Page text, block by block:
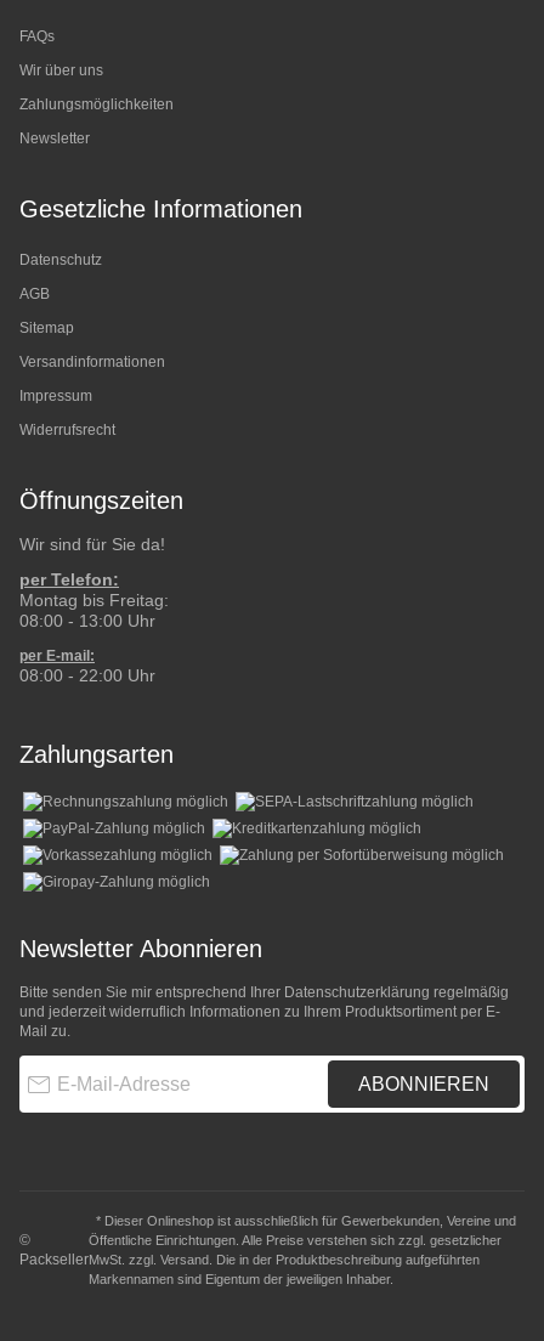
FAQs
Wir über uns
Zahlungsmöglichkeiten
Newsletter
Gesetzliche Informationen
Datenschutz
AGB
Sitemap
Versandinformationen
Impressum
Widerrufsrecht
Öffnungszeiten
Wir sind für Sie da!
per Telefon:
Montag bis Freitag:
08:00 - 13:00 Uhr
per E-mail:
08:00 - 22:00 Uhr
Zahlungsarten
Newsletter Abonnieren
Bitte senden Sie mir entsprechend Ihrer Datenschutzerklärung regelmäßig
und jederzeit widerruflich Informationen zu Ihrem Produktsortiment per E-
Mail zu.
ABONNIEREN
©
Packseller
* Dieser Onlineshop ist ausschließlich für Gewerbekunden, Vereine und
Öffentliche Einrichtungen. Alle Preise verstehen sich zzgl. gesetzlicher
MwSt. zzgl. Versand . Die in der Produktbeschreibung aufgeführten
Markennamen sind Eigentum der jeweiligen Inhaber.